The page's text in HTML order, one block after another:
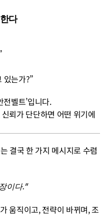
다
있는가?”
전벨트’입니다.
뢰가 단단하면 어떤 위기에
결국 한 가지 메시지로 수렴
이다.”
움직이고, 전략이 바뀌며, 조